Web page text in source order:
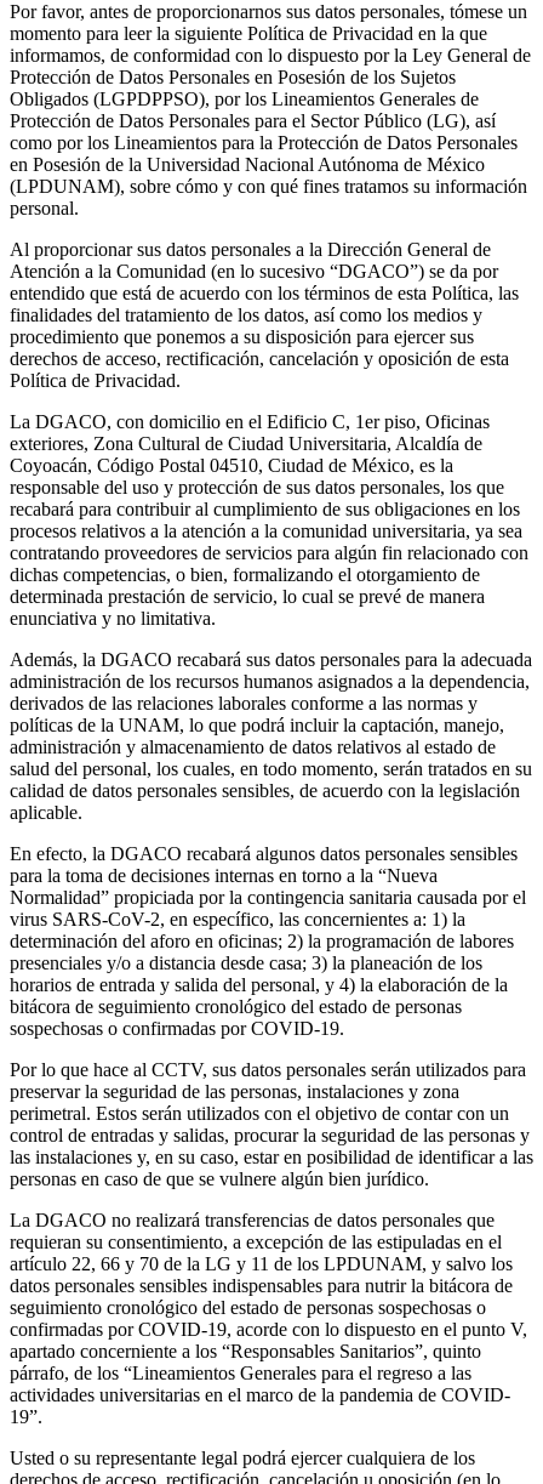
Por favor, antes de proporcionarnos sus datos personales, tómese un
momento para leer la siguiente Política de Privacidad en la que
informamos, de conformidad con lo dispuesto por la Ley General de
Protección de Datos Personales en Posesión de los Sujetos
Obligados (LGPDPPSO), por los Lineamientos Generales de
Protección de Datos Personales para el Sector Público (LG), así
como por los Lineamientos para la Protección de Datos Personales
en Posesión de la Universidad Nacional Autónoma de México
(LPDUNAM), sobre cómo y con qué fines tratamos su información
personal.
Al proporcionar sus datos personales a la Dirección General de
Atención a la Comunidad (en lo sucesivo “DGACO”) se da por
entendido que está de acuerdo con los términos de esta Política, las
finalidades del tratamiento de los datos, así como los medios y
procedimiento que ponemos a su disposición para ejercer sus
derechos de acceso, rectificación, cancelación y oposición de esta
Política de Privacidad.
La DGACO, con domicilio en el Edificio C, 1er piso, Oficinas
exteriores, Zona Cultural de Ciudad Universitaria, Alcaldía de
Coyoacán, Código Postal 04510, Ciudad de México, es la
responsable del uso y protección de sus datos personales, los que
recabará para contribuir al cumplimiento de sus obligaciones en los
procesos relativos a la atención a la comunidad universitaria, ya sea
contratando proveedores de servicios para algún fin relacionado con
dichas competencias, o bien, formalizando el otorgamiento de
determinada prestación de servicio, lo cual se prevé de manera
enunciativa y no limitativa.
Además, la DGACO recabará sus datos personales para la adecuada
administración de los recursos humanos asignados a la dependencia,
derivados de las relaciones laborales conforme a las normas y
políticas de la UNAM, lo que podrá incluir la captación, manejo,
administración y almacenamiento de datos relativos al estado de
salud del personal, los cuales, en todo momento, serán tratados en su
calidad de datos personales sensibles, de acuerdo con la legislación
aplicable.
En efecto, la DGACO recabará algunos datos personales sensibles
para la toma de decisiones internas en torno a la “Nueva
Normalidad” propiciada por la contingencia sanitaria causada por el
virus SARS-CoV-2, en específico, las concernientes a: 1) la
determinación del aforo en oficinas; 2) la programación de labores
presenciales y/o a distancia desde casa; 3) la planeación de los
horarios de entrada y salida del personal, y 4) la elaboración de la
bitácora de seguimiento cronológico del estado de personas
sospechosas o confirmadas por COVID-19.
Por lo que hace al CCTV, sus datos personales serán utilizados para
preservar la seguridad de las personas, instalaciones y zona
perimetral. Estos serán utilizados con el objetivo de contar con un
control de entradas y salidas, procurar la seguridad de las personas y
las instalaciones y, en su caso, estar en posibilidad de identificar a las
personas en caso de que se vulnere algún bien jurídico.
La DGACO no realizará transferencias de datos personales que
requieran su consentimiento, a excepción de las estipuladas en el
artículo 22, 66 y 70 de la LG y 11 de los LPDUNAM, y salvo los
datos personales sensibles indispensables para nutrir la bitácora de
seguimiento cronológico del estado de personas sospechosas o
confirmadas por COVID-19, acorde con lo dispuesto en el punto V,
apartado concerniente a los “Responsables Sanitarios”, quinto
párrafo, de los “Lineamientos Generales para el regreso a las
actividades universitarias en el marco de la pandemia de COVID-
19”.
Usted o su representante legal podrá ejercer cualquiera de los